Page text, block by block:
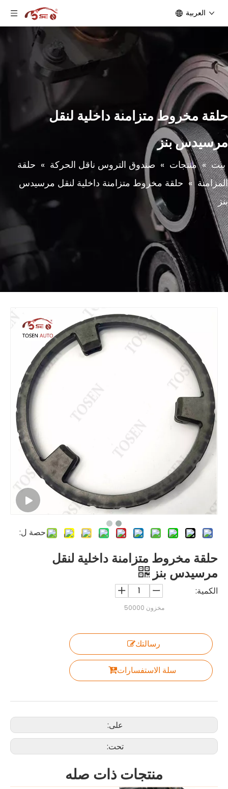
العربية
حلقة مخروط متزامنة داخلية لنقل
مرسيدس بنز
بيت » منتجات » صندوق التروس ناقل الحركة » حلقة
المزامنة » حلقة مخروط متزامنة داخلية لنقل مرسيدس
بنز
حصة ل:
حلقة مخروط متزامنة داخلية لنقل
مرسيدس بنز
الكمية:
مخزون 50000
رسالتك
سلة الاستفسارات
على:
تحت:
منتجات ذات صله